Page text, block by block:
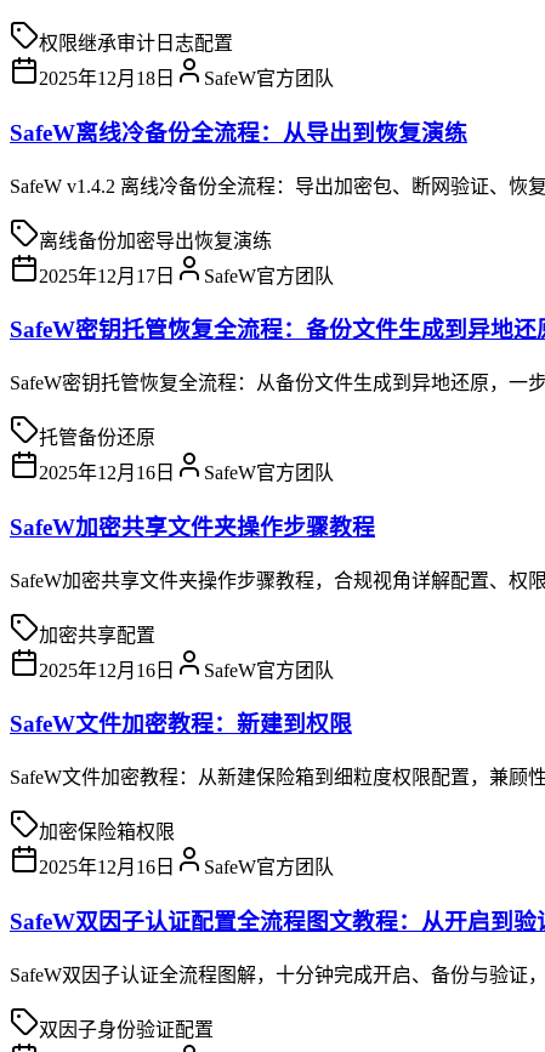
权限继承审计日志配置
2025年12月18日
SafeW官方团队
SafeW离线冷备份全流程：从导出到恢复演练
SafeW v1.4.2 离线冷备份全流程：导出加密包、断网验证、恢
离线备份加密导出恢复演练
2025年12月17日
SafeW官方团队
SafeW密钥托管恢复全流程：备份文件生成到异地还
SafeW密钥托管恢复全流程：从备份文件生成到异地还原，一
托管备份还原
2025年12月16日
SafeW官方团队
SafeW加密共享文件夹操作步骤教程
SafeW加密共享文件夹操作步骤教程，合规视角详解配置、权
加密共享配置
2025年12月16日
SafeW官方团队
SafeW文件加密教程：新建到权限
SafeW文件加密教程：从新建保险箱到细粒度权限配置，兼顾
加密保险箱权限
2025年12月16日
SafeW官方团队
SafeW双因子认证配置全流程图文教程：从开启到验
SafeW双因子认证全流程图解，十分钟完成开启、备份与验证，
双因子身份验证配置